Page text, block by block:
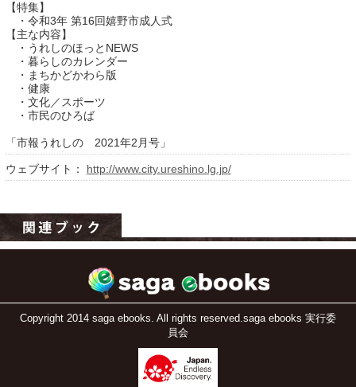
【特集】
・令和3年 第16回嬉野市成人式
【主な内容】
・うれしのほっとNEWS
・暮らしのカレンダー
・まちかどかわら版
・健康
・文化／スポーツ
・市民のひろば
「市報うれしの 2021年2月号」
ウェブサイト： http://www.city.ureshino.lg.jp/
Copyright 2014 saga ebooks. All rights reserved.saga ebooks 実行委
員会
saga ebooksとは
よくある質問